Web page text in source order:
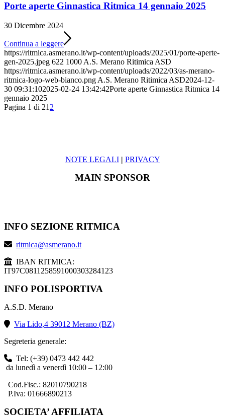
Porte aperte Ginnastica Ritmica 14 gennaio 2025
30 Dicembre 2024
Continua a leggere
https://ritmica.asmerano.it/wp-content/uploads/2025/01/porte-aperte-
gen-2025.jpeg 622 1000 A.S. Merano Ritimica ASD
https://ritmica.asmerano.it/wp-content/uploads/2022/03/as-merano-
ritmica-logo-web-bianco.png A.S. Merano Ritimica ASD2024-12-
30 09:31:102025-02-24 13:42:42Porte aperte Ginnastica Ritmica 14
gennaio 2025
Pagina 1 di 21 2
NOTE LEGALI | PRIVACY
MAIN SPONSOR
INFO SEZIONE RITMICA
ritmica@asmerano.it
IBAN RITMICA:
IT97C0811258591000303284123
INFO POLISPORTIVA
A.S.D. Merano
Via Lido,4 39012 Merano (BZ)
Segreteria generale:
Tel: (+39) 0473 442 442
da lunedì a venerdì 10:00 – 12:00
Cod.Fisc.: 82010790218
P.Iva: 01666890213
SOCIETA’ AFFILIATA